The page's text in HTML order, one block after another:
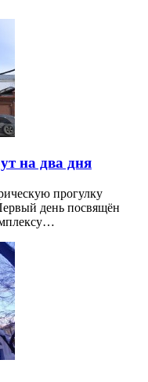
на два дня
прогулку
день посвящён